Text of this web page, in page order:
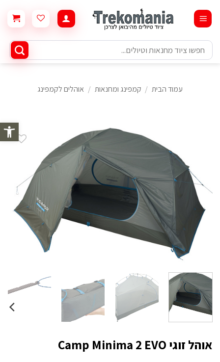
פתח
content
חיפוש
עבור:
עמוד הבית / קמפינג ומחנאות / אוהלים לקמפינג
אוהל זוגי Camp Minima 2 EVO